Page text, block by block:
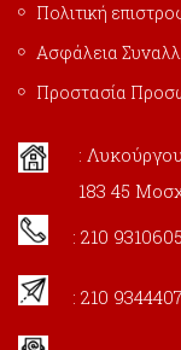
Πολιτική
Ασφάλεια
Προστασία
:
183 45
: 210 9310605
: 210